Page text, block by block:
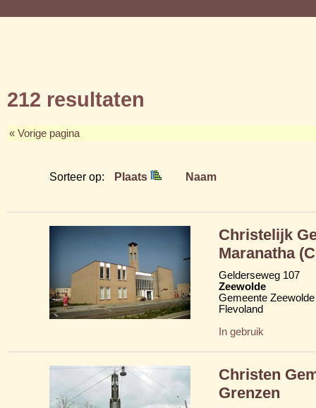
212 resultaten
« Vorige pagina
Sorteer op: Plaats Naam
Christelijk
Maranatha
Gelderseweg 107
Zeewolde
Gemeente Zeewolde
Flevoland
In gebruik
Christen
Grenzen